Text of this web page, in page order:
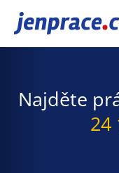
JenPráce.cz
Najděte
24